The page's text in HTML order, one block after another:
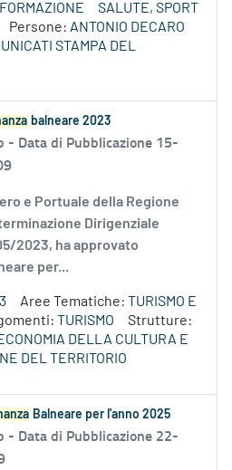
SALUTE, SPORT
Persone: ANTONIO DECARO
STAMPA DEL
balneare 2023
- Data di Pubblicazione 15-
e Portuale della Regione
Dirigenziale
2023, ha approvato
per...
Aree Tematiche: TURISMO E
TURISMO
Strutture:
DELLA CULTURA E
DEL TERRITORIO
Balneare per l'anno 2025
- Data di Pubblicazione 22-